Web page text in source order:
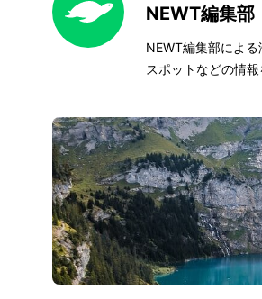
NEWT編集部
NEWT編集部によ
スポットなどの情